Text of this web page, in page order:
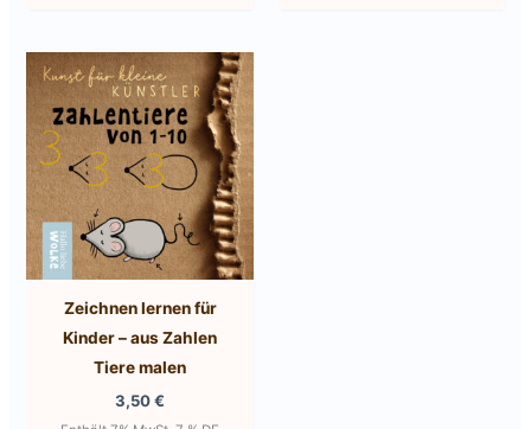
Zeichnen lernen für
Kinder – aus Zahlen
Tiere malen
3,50€